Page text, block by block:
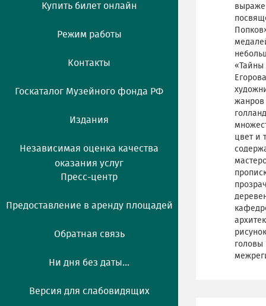
Купить билет онлайн
Режим работы
Контакты
Госкаталог Музейного фонда РФ
Издания
Независимая оценка качества
оказания услуг
Пресс-центр
Предоставление в аренду площадей
Обратная связь
Ни дня без даты...
Версия для слабовидящих
«Тайны
жанров
цвет и
головы